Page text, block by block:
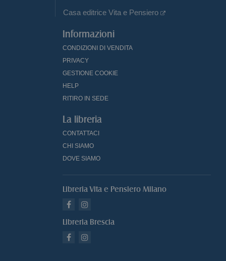
Casa editrice Vita e Pensiero
Informazioni
CONDIZIONI DI VENDITA
PRIVACY
GESTIONE COOKIE
HELP
RITIRO IN SEDE
La libreria
CONTATTACI
CHI SIAMO
DOVE SIAMO
Libreria Vita e Pensiero Milano
Libreria Brescia